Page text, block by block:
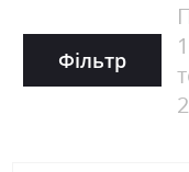
Фільтр
1